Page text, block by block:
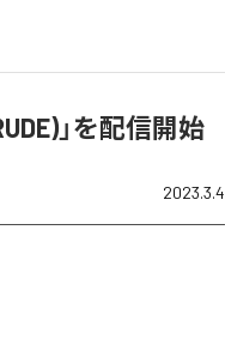
」を配信開始
2023.3.4